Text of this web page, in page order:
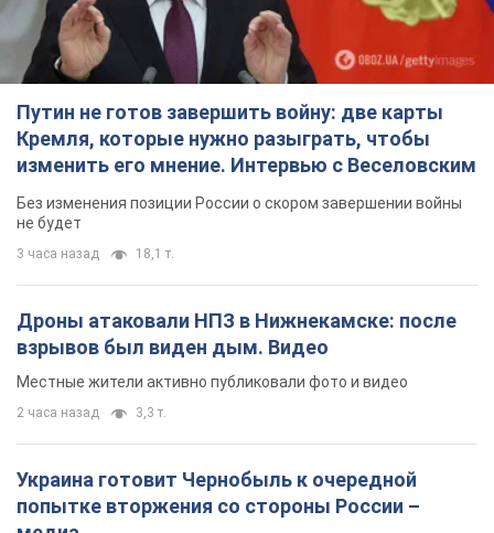
Путин не готов завершить войну: две карты
Кремля, которые нужно разыграть, чтобы
изменить его мнение. Интервью с Веселовским
Без изменения позиции России о скором завершении войны
не будет
3 часа назад 18,1 т.
Дроны атаковали НПЗ в Нижнекамске: после
взрывов был виден дым. Видео
Местные жители активно публиковали фото и видео
2 часа назад 3,3 т.
Украина готовит Чернобыль к очередной
попытке вторжения со стороны России –